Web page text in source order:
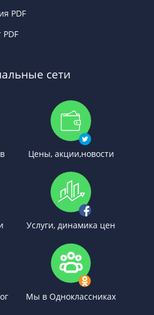
PDF
сети
Цены, акции,новости
Услуги, динамика цен
Мы в Одноклассниках